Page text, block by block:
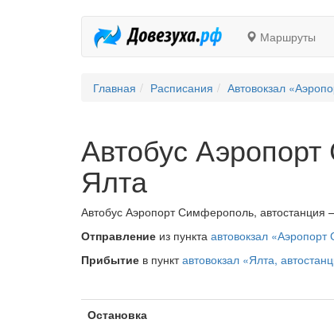
Маршруты
Главная Расписания Автовокзал
Автобус
Ялта
Автобус Аэропорт Симферополь,
Отправление из пункта автовокзал
Прибытие в пунктавтовокзал «Ялта,
Остановка